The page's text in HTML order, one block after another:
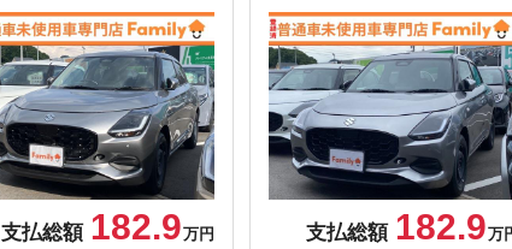
支払総額 182.9万円
支払総額 182.9万